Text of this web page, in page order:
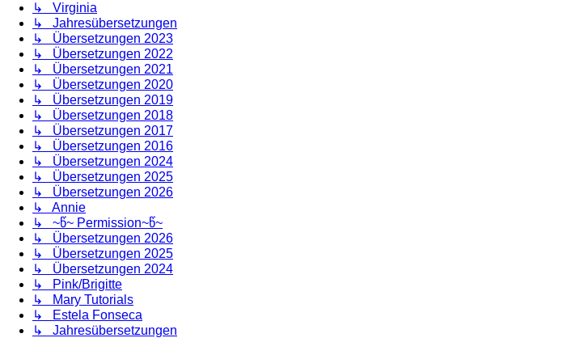
↳ Virginia
↳ Jahresübersetzungen
↳ Übersetzungen 2023
↳ Übersetzungen 2022
↳ Übersetzungen 2021
↳ Übersetzungen 2020
↳ Übersetzungen 2019
↳ Übersetzungen 2018
↳ Übersetzungen 2017
↳ Übersetzungen 2016
↳ Übersetzungen 2024
↳ Übersetzungen 2025
↳ Übersetzungen 2026
↳ Annie
↳ ~წ~ Permission~წ~
↳ Übersetzungen 2026
↳ Übersetzungen 2025
↳ Übersetzungen 2024
↳ Pink/Brigitte
↳ Mary Tutorials
↳ Estela Fonseca
↳ Jahresübersetzungen